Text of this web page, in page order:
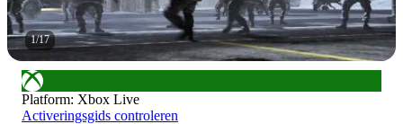
1/17
Platform: Xbox Live
Activeringsgids controleren